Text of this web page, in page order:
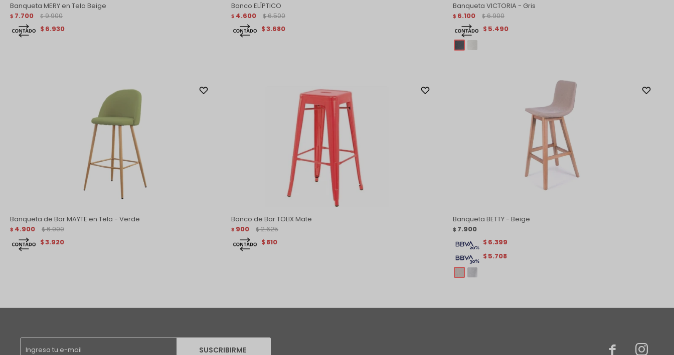
Banqueta MERY en Tela Beige
$ 7.700 $ 9.900
$ 6.930
Banco ELÍPTICO
$ 4.600 $ 6.500
$ 3.680
Banqueta VICTORIA - Gris
$ 6.100 $ 6.900
$ 5.490
Banqueta de Bar MAYTE en Tela - Verde
$ 4.900 $ 6.900
$3.920
Banco de Bar TOLIX Mate
$ 900 $ 2.625
$ 810
Banqueta BETTY - Beige
$ 7.900
$ 5.708
$ 6.399
SUSCRIBIRME  